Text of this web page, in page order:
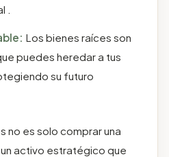
.
Los bienes raíces son
puedes heredar a tus
su futuro
no es solo comprar una
activo estratégico que